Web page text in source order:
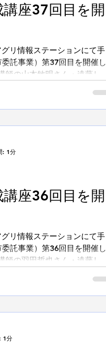
座37回目を開
リ情報ステーションにて手
託事業）第37回目を開催し
の山本敏明さん・遠藤しお
座36回目を開
リ情報ステーションにて手
託事業）第36回目を開催し
の羽田哲也さん・遠藤しお
: 1分
1分